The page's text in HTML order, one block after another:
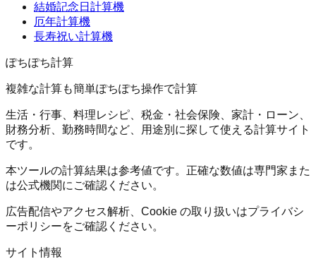
結婚記念日計算機
厄年計算機
長寿祝い計算機
ぽちぽち計算
複雑な計算も簡単ぽちぽち操作で計算
生活・行事、料理レシピ、税金・社会保険、家計・ローン、
財務分析、勤務時間など、用途別に探して使える計算サイト
です。
本ツールの計算結果は参考値です。正確な数値は専門家また
は公式機関にご確認ください。
広告配信やアクセス解析、Cookie の取り扱いはプライバシ
ーポリシーをご確認ください。
サイト情報